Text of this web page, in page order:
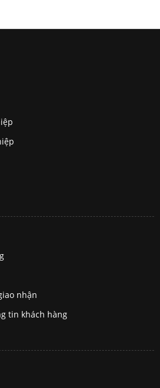
nhận
tin khách hàng